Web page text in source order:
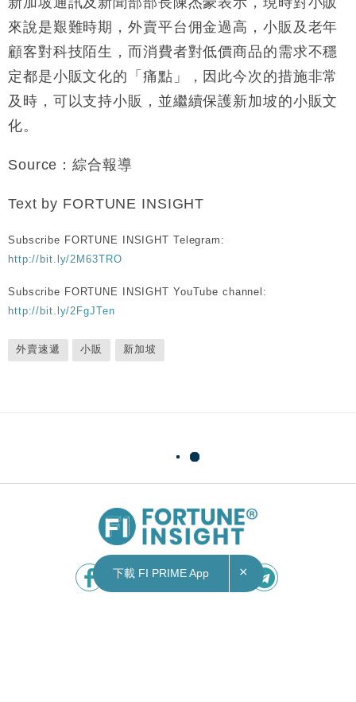
來說是艱難時期，外賣平台佣金過高，小販及老年
顧客對科技陌生，而消費者對低價商品的需求不穩
定都是小販文化的「痛點」，因此今次的措施非常
及時，可以支持小販，並繼續保護新加坡的小販文
化。
Source：綜合報導
Text by FORTUNE INSIGHT
Subscribe FORTUNE INSIGHT Telegram:
http://bit.ly/2M63TRO
Subscribe FORTUNE INSIGHT YouTube channel:
http://bit.ly/2FgJTen
外賣速遞 小販 新加坡
下載 FI PRIME App ×